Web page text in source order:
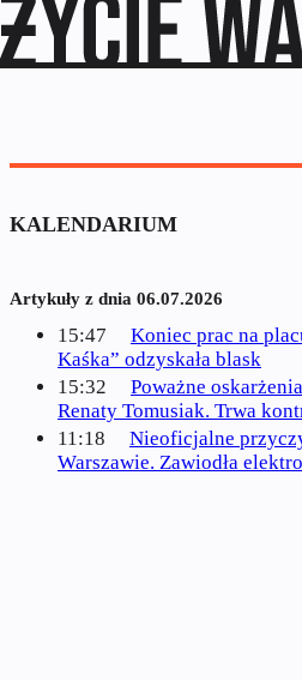
KALENDARIUM
Artykuły z dnia 06.07.2026
15:47
Koniec prac na
Kaśka” odzyskała blask
15:32
Poważne
Renaty Tomusiak. Trwa
11:18
Nieoficjalne
Warszawie. Zawiodła